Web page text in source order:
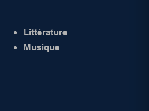
Littérature
Musique